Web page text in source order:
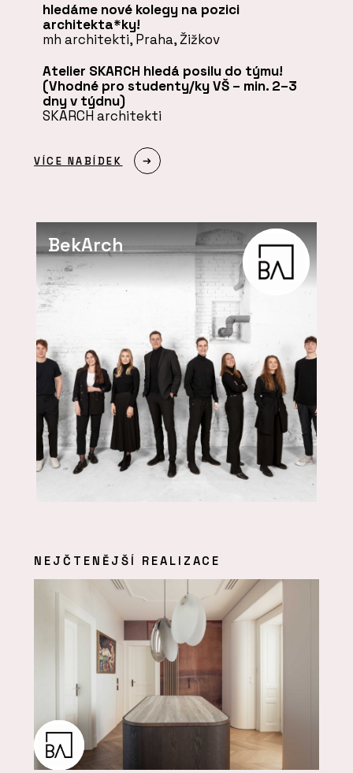
hledáme nové kolegy na pozici
architekta*ky!
mh architekti, Praha, Žižkov
Atelier SKARCH hledá posilu do týmu!
(Vhodné pro studenty/ky VŠ – min. 2–3
dny v týdnu)
SKARCH architekti
VÍCE NABÍDEK
BekArch
NEJČTENĚJŠÍ REALIZACE